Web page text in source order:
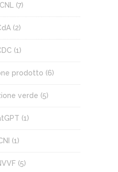
(7)
(2)
(1)
prodotto (6)
verde (5)
(1)
(1)
(5)